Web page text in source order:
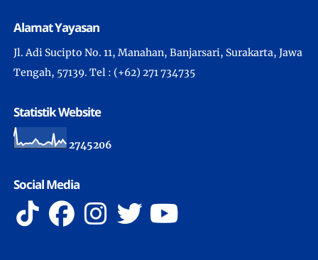
Alamat Yayasan
Jl. Adi Sucipto No. 11, Manahan, Banjarsari, Surakarta, Jawa
Tengah, 57139. Tel : (+62) 271 734735
Statistik Website
2745206
Social Media